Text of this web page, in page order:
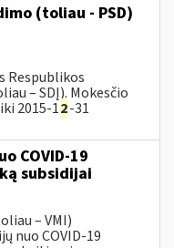
(toliau - PSD)
Respublikos
– SDĮ). Mokesčio
2015-12-31
COVID-19
subsidijai
– VMI)
nuo COVID-19